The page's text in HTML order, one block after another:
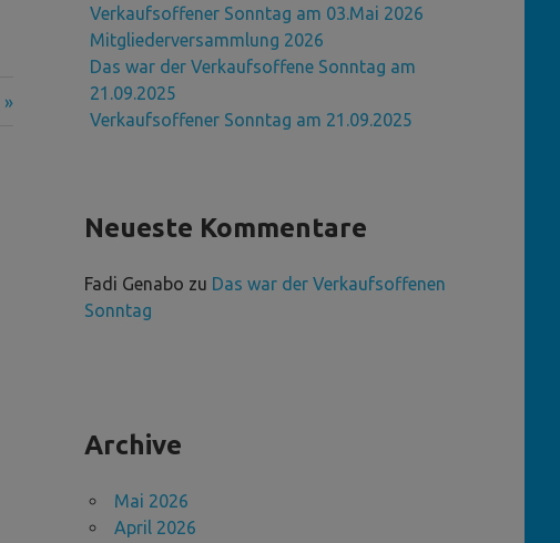
Verkaufsoffener Sonntag am 03.Mai 2026
Mitgliederversammlung 2026
Das war der Verkaufsoffene Sonntag am
21.09.2025
Verkaufsoffener Sonntag am 21.09.2025
Neueste Kommentare
Fadi Genabo zu Das war der Verkaufsoffenen
Sonntag
Archive
Mai 2026
April 2026